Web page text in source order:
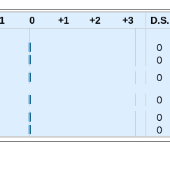
0 +1 +2 +3
D.S.
0
0
0
0
0
0